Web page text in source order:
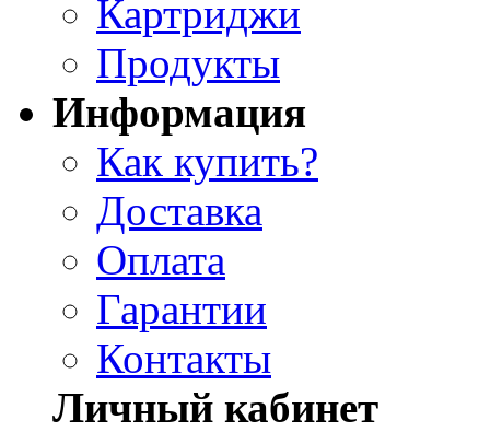
Картриджи
Продукты
Информация
Как купить?
Доставка
Оплата
Гарантии
Контакты
Личный кабинет